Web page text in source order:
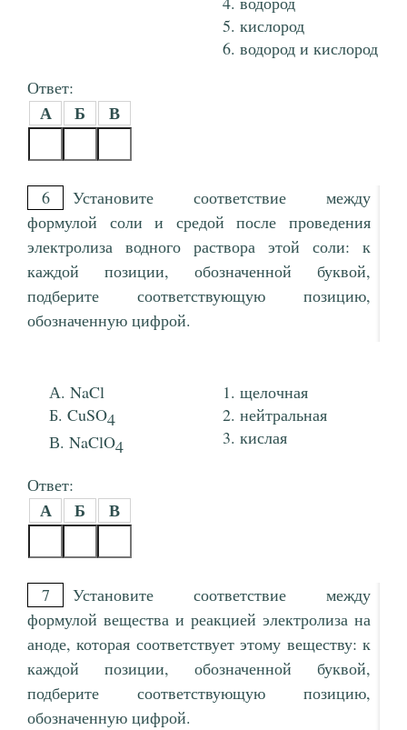
кислород
водород и кислород
Ответ:
А Б В
6
Установите соответствие между
формулой соли и средой после проведения
электролиза водного раствора этой соли: к
каждой позиции, обозначенной буквой,
подберите соответствующую позицию,
обозначенную цифрой.
NaCl
CuSO4
NaClO4
щелочная
нейтральная
кислая
Ответ:
А Б В
7
Установите соответствие между
формулой вещества и реакцией электролиза на
аноде, которая соответствует этому веществу: к
каждой позиции, обозначенной буквой,
подберите соответствующую позицию,
обозначенную цифрой.